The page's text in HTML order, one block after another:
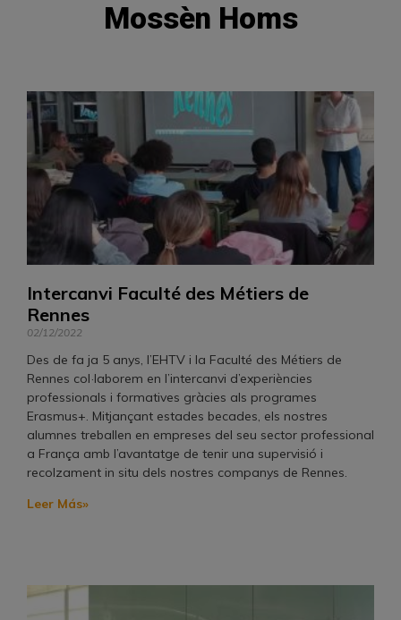
Mossèn Homs
Intercanvi Faculté des Métiers de
Rennes
02/12/2022
Des de fa ja 5 anys, l’EHTV i la Faculté des Métiers de
Rennes col·laborem en l’intercanvi d’experiències
professionals i formatives gràcies als programes
Erasmus+. Mitjançant estades becades, els nostres
alumnes treballen en empreses del seu sector professional
a França amb l’avantatge de tenir una supervisió i
recolzament in situ dels nostres companys de Rennes.
Leer Más»